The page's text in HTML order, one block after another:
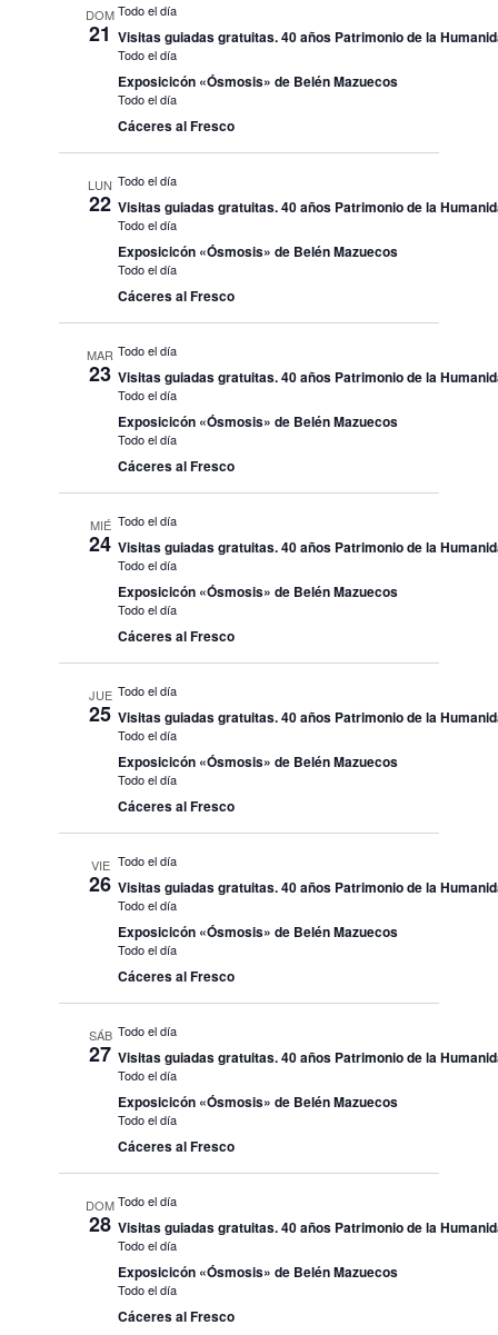
DOM
21
Todo el día
Visitas guiadas gratuitas. 40 años Patrimonio de la
Todo el día
Exposicicón «Ósmosis» de Belén Mazuecos
Todo el día
Cáceres al Fresco
LUN
22
Todo el día
Visitas guiadas gratuitas. 40 años Patrimonio de la
Todo el día
Exposicicón «Ósmosis» de Belén Mazuecos
Todo el día
Cáceres al Fresco
MAR
23
Todo el día
Visitas guiadas gratuitas. 40 años Patrimonio de la
Todo el día
Exposicicón «Ósmosis» de Belén Mazuecos
Todo el día
Cáceres al Fresco
MIÉ
24
Todo el día
Visitas guiadas gratuitas. 40 años Patrimonio de la
Todo el día
Exposicicón «Ósmosis» de Belén Mazuecos
Todo el día
Cáceres al Fresco
JUE
25
Todo el día
Visitas guiadas gratuitas. 40 años Patrimonio de la
Todo el día
Exposicicón «Ósmosis» de Belén Mazuecos
Todo el día
Cáceres al Fresco
VIE
26
Todo el día
Visitas guiadas gratuitas. 40 años Patrimonio de la
Todo el día
Exposicicón «Ósmosis» de Belén Mazuecos
Todo el día
Cáceres al Fresco
SÁB
27
Todo el día
Visitas guiadas gratuitas. 40 años Patrimonio de la
Todo el día
Exposicicón «Ósmosis» de Belén Mazuecos
Todo el día
Cáceres al Fresco
DOM
28
Todo el día
Visitas guiadas gratuitas. 40 años Patrimonio de la
Todo el día
Exposicicón «Ósmosis» de Belén Mazuecos
Todo el día
Cáceres al Fresco